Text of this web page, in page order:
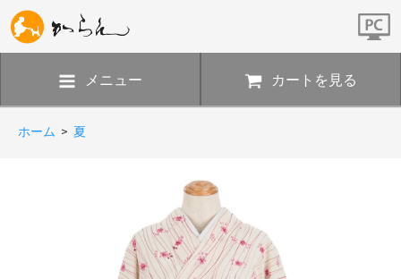
メニュー カートを見る
ホーム > 夏